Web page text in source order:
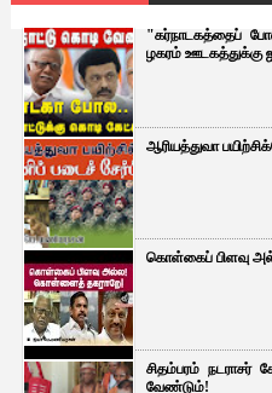
"கர்நாடகத்தைப்
ழகரம்
ஆரியத்துவா
கொள்கைப் பிளவு
சிதம்பரம் நடராசர்
வேண்டும்!